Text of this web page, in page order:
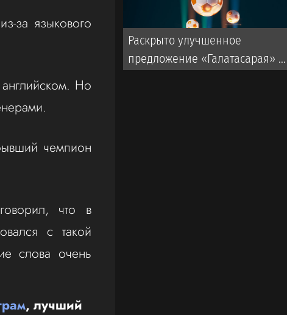
за языкового
Но
чемпион
что в
с такой
слова очень
, лучший
Раскрыто улучшенное
предложение «Галатасарая»